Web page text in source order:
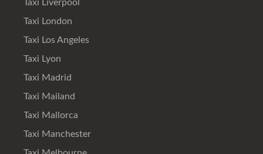
Taxi Liverpool
Taxi London
Taxi Los Angeles
Taxi Lyon
Taxi Madrid
Taxi Mailand
Taxi Mallorca
Taxi Manchester